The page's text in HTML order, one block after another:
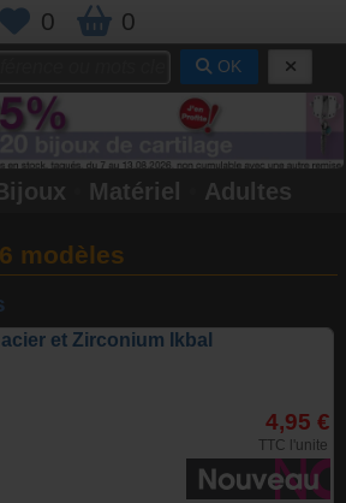
0 0
OK
Matériel Adultes
modèles
et Zirconium Ikbal
4,95 €
TTC l'unite